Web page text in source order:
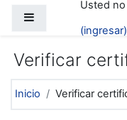
Saltar al contenidoUsted
(ingresar)
Verificar
Inicio Verificar